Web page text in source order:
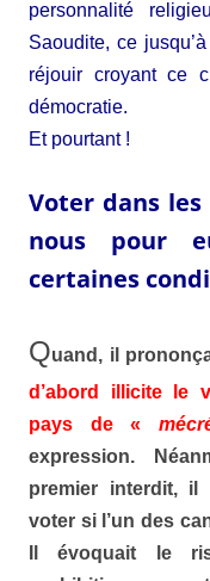
personnalité
Saoudite, ce
réjouir croyant ce
démocratie.
Et pourtant !
Voter dans les
nous pour
certaines
Quand, il
d’abord illicite le
pays de «
expression.
premier interdit, il
voter si l’un des
Il évoquait le